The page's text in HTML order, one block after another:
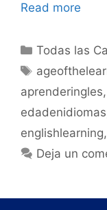
Read more
Todas las
aprenderingles,
edadenidiomas
englishlearning,
Deja un